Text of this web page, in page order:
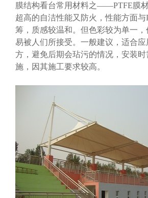
膜结构看台常用材料之——PTFE膜
超高的自洁性能又防火，性能方面
筹，质感较温和。但色彩较为单一
易被人们所接受。一般建议，适合
方，避免后期会玷污的情况，安装
施，因其施工要求较高。